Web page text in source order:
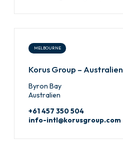
MELBOURNE
Korus Group – Australien
Byron Bay
Australien
+61 457 350 504
info-intl@korusgroup.com